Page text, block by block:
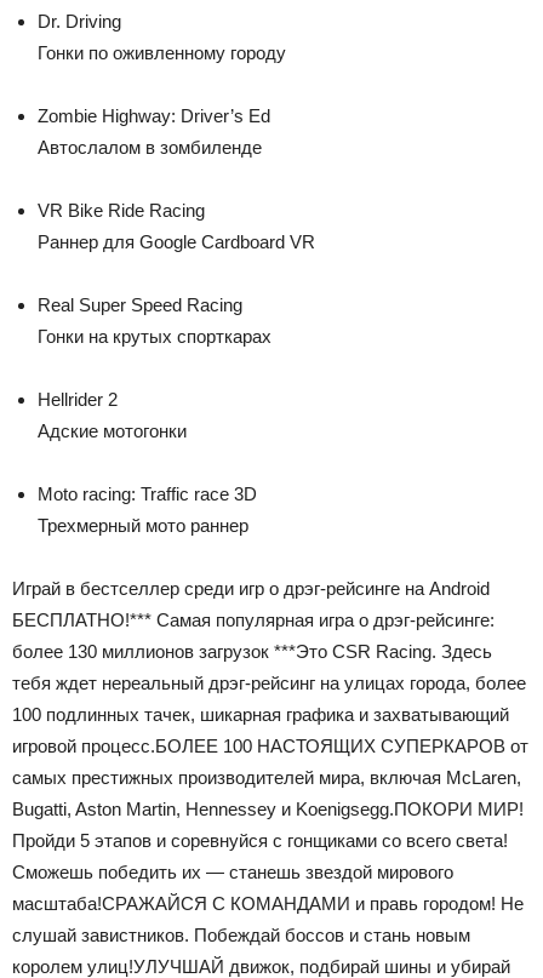
Dr. Driving
Гонки по оживленному городу
Zombie Highway: Driver’s Ed
Автослалом в зомбиленде
VR Bike Ride Racing
Раннер для Google Cardboard VR
Real Super Speed Racing
Гонки на крутых спорткарах
Hellrider 2
Адские мотогонки
Moto racing: Traffic race 3D
Трехмерный мото раннер
Играй в бестселлер среди игр о дрэг-рейсинге на Android
БЕСПЛАТНО!*** Самая популярная игра о дрэг-рейсинге:
более 130 миллионов загрузок ***Это CSR Racing. Здесь
тебя ждет нереальный дрэг-рейсинг на улицах города, более
100 подлинных тачек, шикарная графика и захватывающий
игровой процесс.БОЛЕЕ 100 НАСТОЯЩИХ СУПЕРКАРОВ от
самых престижных производителей мира, включая McLaren,
Bugatti, Aston Martin, Hennessey и Koenigsegg.ПОКОРИ МИР!
Пройди 5 этапов и соревнуйся с гонщиками со всего света!
Сможешь победить их — станешь звездой мирового
масштаба!СРАЖАЙСЯ С КОМАНДАМИ и правь городом! Не
слушай завистников. Побеждай боссов и стань новым
королем улиц!УЛУЧШАЙ движок, подбирай шины и убирай